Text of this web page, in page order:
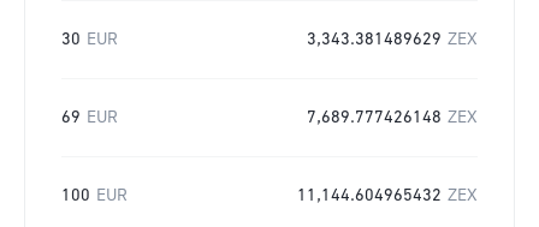
30 EUR 3,343.381489629 ZEX
69 EUR 7,689.777426148 ZEX
100 EUR 11,144.604965432 ZEX